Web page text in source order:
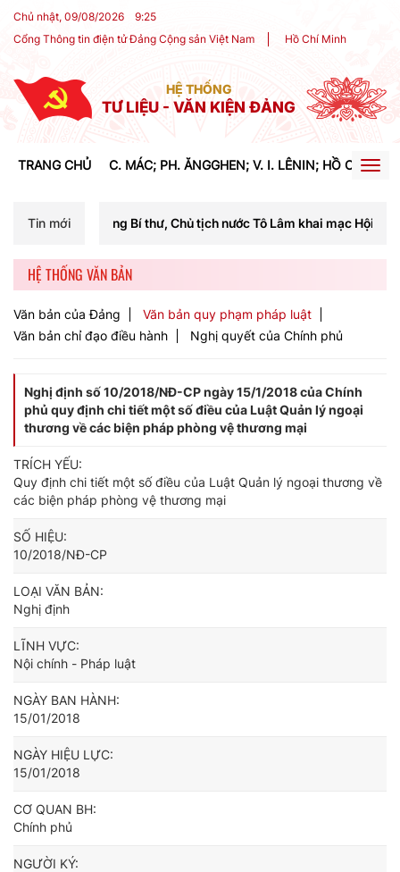
Chủ nhật, 09/08/2026 9:25
Cổng Thông tin điện tử Đảng Cộng sản Việt Nam
Hồ Chí Minh
HỆ THỐNG
TƯ LIỆU - VĂN KIỆN ĐẢNG
TRANG CHỦ C. MÁC; PH. ĂNGGHEN; V. I. LÊNIN; HỒ CHÍ
Tin mới
Bí thư, Chủ tịch nước Tô Lâm khai mạc Hội nghị Trung ương lần
HỆ THỐNG VĂN BẢN
Văn bản của Đảng
Văn bản quy phạm pháp luật
Văn bản chỉ đạo điều hành
Nghị quyết của Chính phủ
Nghị định số 10/2018/NĐ-CP ngày 15/1/2018 của Chính
phủ quy định chi tiết một số điều của Luật Quản lý ngoại
thương về các biện pháp phòng vệ thương mại
TRÍCH YẾU:
Quy định chi tiết một số điều của Luật Quản lý ngoại thương về
các biện pháp phòng vệ thương mại
SỐ HIỆU:
10/2018/NĐ-CP
LOẠI VĂN BẢN:
Nghị định
LĨNH VỰC:
Nội chính - Pháp luật
NGÀY BAN HÀNH:
15/01/2018
NGÀY HIỆU LỰC:
15/01/2018
CƠ QUAN BH:
Chính phủ
NGƯỜI KÝ: